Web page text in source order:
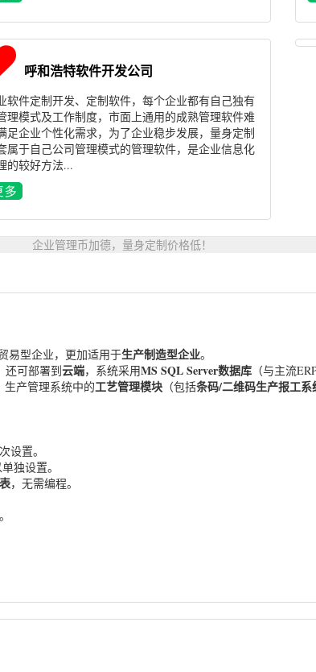
呼和浩特软件开发公司
软件定制开发、定制软件，每个企业都有自己独有
理模式及工作制度，市面上通用的成熟管理软件难
足企业个性化需求，为了企业稳步发展，量身定制
属于自己公司管理模式的管理软件，是企业信息化
的较好方法...
企业管理币加德，量身定制价格低！
易型企业，更加适用于生产制造型企业。
还可部署到云端，系统采用MS SQL Server数据库 （与主流
产管理系统中的工艺管理模块 （包括条码/二维码生产报工系
设置。
独设置。
，无需编程。